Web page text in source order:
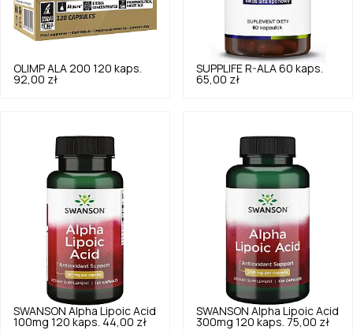
OLIMP ALA 200 120 kaps.
92,00 zł
SUPPLIFE R-ALA 60 kaps.
65,00 zł
SWANSON Alpha Lipoic Acid
100mg 120 kaps. 44,00 zł
SWANSON Alpha Lipoic Acid
300mg 120 kaps. 75,00 zł